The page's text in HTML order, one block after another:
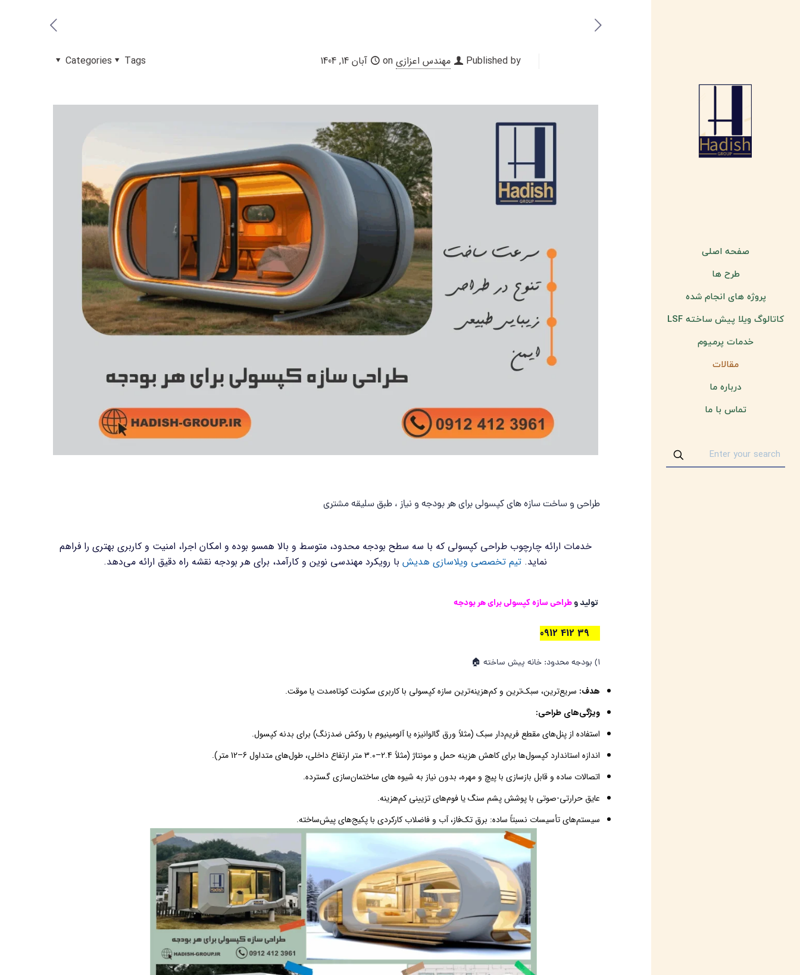
صفحه اصلی
طرح ها
پروژه های انجام شده
کاتالوگ ویلا پیش ساخته LSF
خدمات پرمیوم
مقالات
درباره ما
تماس با ما
Published by مهندس اعزازی on آبان 14, 1404 Categories Tags
طراحی و ساخت سازه های کپسولی برای هر بودجه و نیاز ، طبق سلیقه مشتری
خدمات ارائه چارچوب طراحی کپسولی که با سه سطح بودجه محدود، متوسط و بالا همسو بوده و امکان اجرا، امنیت و کاربری بهتری را فراهم
نماید. تیم تخصصی ویلاسازی هدیشبا رویکرد مهندسی نوین و کارآمد، برای هر بودجه نقشه راه دقیق ارائه می‌دهد.
تولید وطراحی سازه کپسولی برای هر بودجه
1) بودجه محدود: خانه پیش ساخته 🏠
هدف: سریع‌ترین، سبک‌ترین و کم‌هزینه‌ترین سازه کپسولی با کاربری سکونت کوتاه‌مدت یا موقت.
ویژگی‌های طراحی:
استفاده از پنل‌های مقطع فریم‌دار سبک (مثلاً ورق گالوانیزه یا آلومینیوم با روکش ضدزنگ) برای بدنه کپسول.
اندازه استاندارد کپسول‌ها برای کاهش هزینه حمل و مونتاژ (مثلاً 2.4–3.0 متر ارتفاع داخلی، طول‌های متداول 6–12 متر).
اتصالات ساده و قابل بازسازی با پیچ و مهره، بدون نیاز به شیوه های ساختمان‌سازی گسترده.
عایق حرارتی-صوتی با پوشش پشم سنگ یا فوم‌های تزیینی کم‌هزینه.
سیستم‌های تأسیسات نسبتاً ساده: برق تک‌فاز، آب و فاضلاب کارکردی با پکیج‌های پیش‌ساخته.